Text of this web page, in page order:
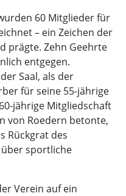
60 Mitglieder für
– ein Zeichen der
prägte. Zehn Geehrte
entgegen.
Saal, als der
für seine 55-jährige
jährige Mitgliedschaft
von Roedern betonte,
Rückgrat des
über sportliche
Verein auf ein